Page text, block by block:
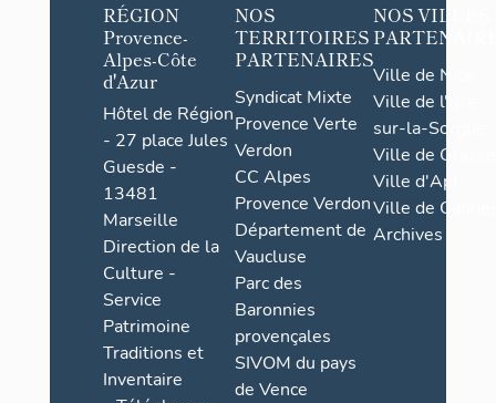
RÉGION
Provence-
Alpes-Côte
d'Azur
Hôtel de Région
- 27 place Jules
Guesde -
13481
Marseille
Direction de la
Culture -
Service
Patrimoine
Traditions et
Inventaire
NOS
TERRITOIRES
PARTENAIRES
Syndicat Mixte
Provence Verte
Verdon
CC Alpes
Provence Verdon
Département de
Vaucluse
Parc des
Baronnies
provençales
SIVOM du pays
de Vence
NOS VILLES
Ville de Nice
Ville de l'Isle-
sur-la-Sorgue
Ville de Grasse
Ville d'Apt
Ville de
Archives